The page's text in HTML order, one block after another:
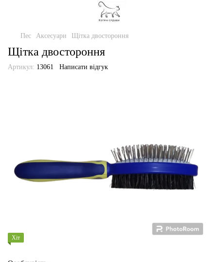
Пес Аксесуари Щітка двостороння
Щітка двостороння
Артикул: 13061 Написати відгук
Хіт